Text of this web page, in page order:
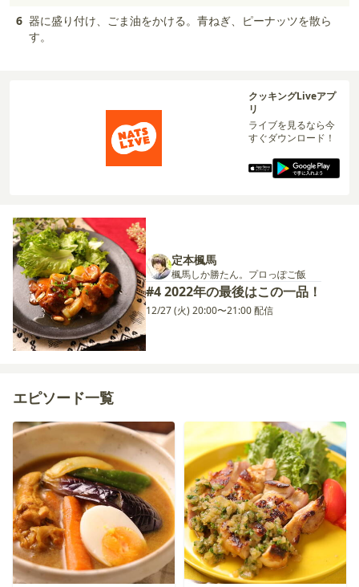
6 器に盛り付け、ごま油をかける。青ねぎ、ピーナッツを散ら
す。
クッキングLiveアプ
リ
ライブを見るなら今
すぐダウンロード！
定本楓馬
楓馬しか勝たん。プロっぽご飯
#4 2022年の最後はこの一品！
12/27 (火) 20:00〜21:00 配信
エピソード一覧